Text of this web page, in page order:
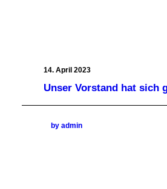
14. April 2023
Unser Vorstand hat sich
by admin